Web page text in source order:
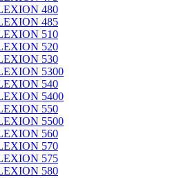
480
485
510
520
530
5300
540
5400
550
5500
560
570
575
580